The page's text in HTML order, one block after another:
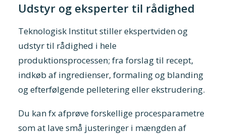
Udstyr og eksperter til rådighed
Teknologisk Institut stiller ekspertviden og
udstyr til rådighed i hele
produktionsprocessen; fra forslag til recept,
indkøb af ingredienser, formaling og blanding
og efterfølgende pelletering eller ekstrudering.
Du kan fx afprøve forskellige procesparametre
som at lave små justeringer i mængden af